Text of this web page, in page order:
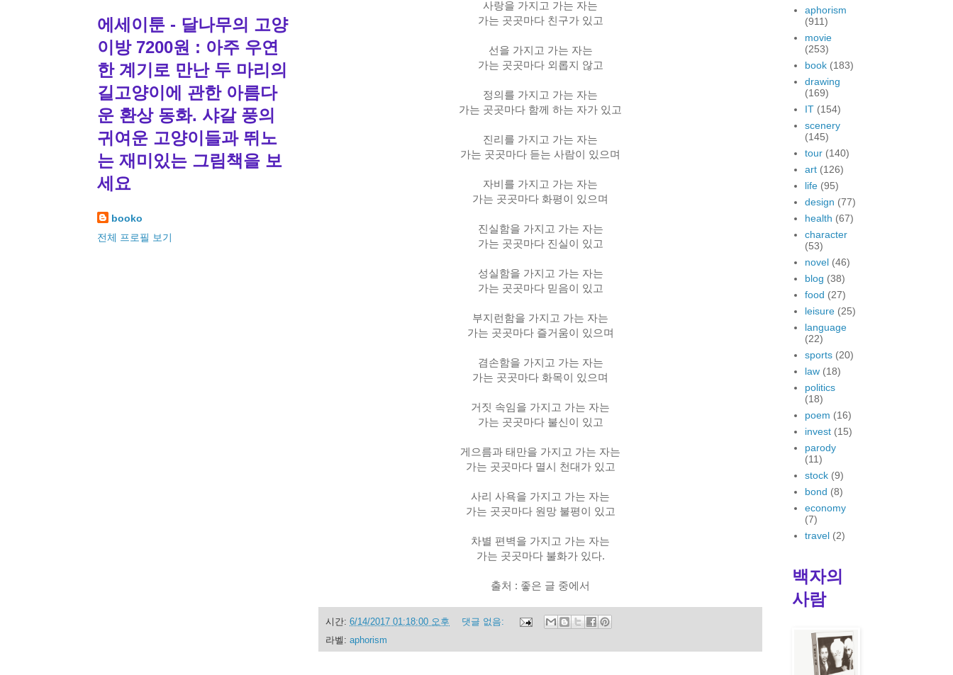
사랑을 가지고 가는 자는
가는 곳곳마다 친구가 있고
선을 가지고 가는 자는
가는 곳곳마다 외롭지 않고
정의를 가지고 가는 자는
가는 곳곳마다 함께 하는 자가 있고
진리를 가지고 가는 자는
가는 곳곳마다 듣는 사람이 있으며
자비를 가지고 가는 자는
가는 곳곳마다 화평이 있으며
진실함을 가지고 가는 자는
가는 곳곳마다 진실이 있고
성실함을 가지고 가는 자는
가는 곳곳마다 믿음이 있고
부지런함을 가지고 가는 자는
가는 곳곳마다 즐거움이 있으며
겸손함을 가지고 가는 자는
가는 곳곳마다 화목이 있으며
거짓 속임을 가지고 가는 자는
가는 곳곳마다 불신이 있고
게으름과 태만을 가지고 가는 자는
가는 곳곳마다 멸시 천대가 있고
사리 사욕을 가지고 가는 자는
가는 곳곳마다 원망 불평이 있고
차별 편벽을 가지고 가는 자는
가는 곳곳마다 불화가 있다.
출처 : 좋은 글 중에서
시간: 6/14/2017 01:18:00 오후
댓글 없음:
라벨: aphorism
에세이툰 - 달나무의 고양
이방 7200원 : 아주 우연
한 계기로 만난 두 마리의
길고양이에 관한 아름다
운 환상 동화. 샤갈 풍의
귀여운 고양이들과 뛰노
는 재미있는 그림책을 보
세요
booko
전체 프로필 보기
aphorism
(911)
movie
(253)
book (183)
drawing
(169)
IT (154)
scenery
(145)
tour (140)
art (126)
life (95)
design (77)
health (67)
character
(53)
novel (46)
blog (38)
food (27)
leisure (25)
language
(22)
sports (20)
law (18)
politics
(18)
poem (16)
invest (15)
parody
(11)
stock (9)
bond (8)
economy
(7)
travel (2)
백자의
사람